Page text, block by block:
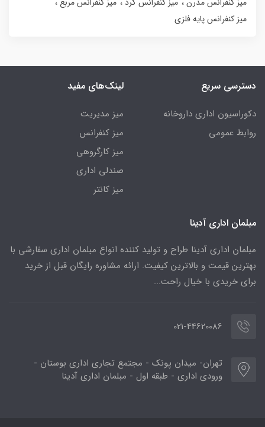
میز کنفرانس پایه فلزی
دسترسی سریع
دکوراسیون اداری داروخانه
روابط عمومی
لینک‌های مفید
میز مدیریت
میز کنفرانس
میز کارگروهی
صندلی اداری
میز کانتر
مبلمان اداری آدینا
مبلمان اداری آدینا طراح و تولید کننده انواع مبلمان اداری سفارشی با
بهترین قیمت و بالاترین کیفیت. ارائه مشاوره رایگان قبل از خرید
برای خریدی با خیال راحت...
021-44620086
تهران- میدان پونک - مجتمع تجاری اداری بوستان -
ورودی اداری - طبقه اول - مبلمان اداری آدینا